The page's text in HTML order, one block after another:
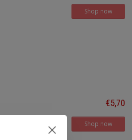
Shop now
€5,70
Shop now